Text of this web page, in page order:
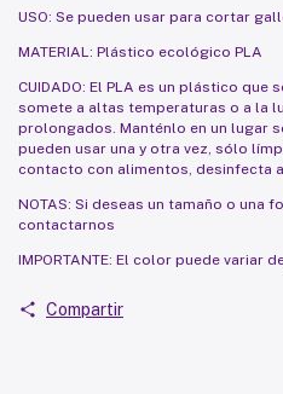
USO: Se pueden usar para cortar
MATERIAL: Plástico ecológico PLA
CUIDADO: El PLA es un plástico
somete a altas temperaturas o a la
prolongados. Manténlo en un lugar
pueden usar una y otra vez, sólo
contacto con alimentos, desinfecta
NOTAS: Si deseas un tamaño o una
contactarnos
IMPORTANTE: El color puede variar
Compartir